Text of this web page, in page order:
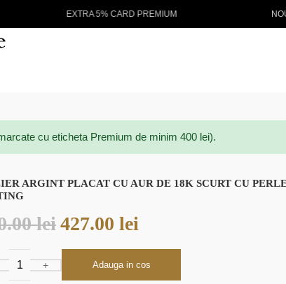
PREMIUM NOUTATI IN STOC 💖
cu eticheta Premium de minim 400 lei).
ARGINT PLACAT CU AUR DE 18K SCURT CU
lei427.00 lei
Adauga in cos